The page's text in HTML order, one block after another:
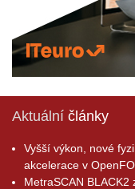
Aktuální články
Vyšší výkon, nové
akcelerace v
MetraSCAN BLACK2